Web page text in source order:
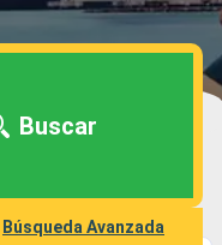
Buscar
Búsqueda Avanzada